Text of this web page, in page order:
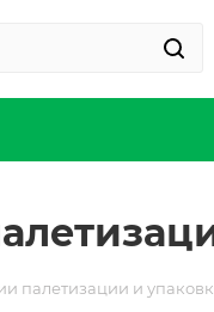
палетизации и